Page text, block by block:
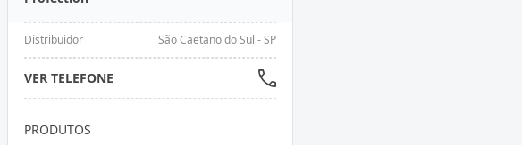
Distribuidor São Caetano do Sul - SP
VER TELEFONE
PRODUTOS